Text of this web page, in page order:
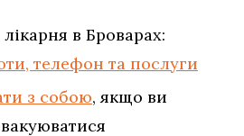
в Броварах:
телефон та послуги
з собою, якщо ви